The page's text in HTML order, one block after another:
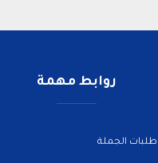
قدرة تحمل الطاقة: ٢٠٠ واط
روابط مهمة
طلبات الجملة